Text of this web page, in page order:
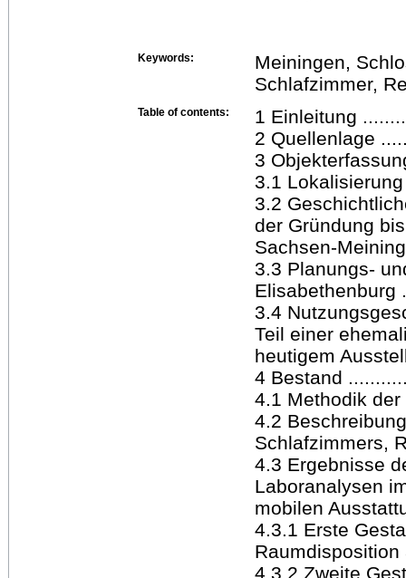
Keywords:
Meiningen,
Schlafzimmer,
Table of contents:
1 Einleitung
2 Quellenlage
3
3.1
3.2
der Gründung
Sachsen-
3.3 Planungs-
Elisabethenburg
3.4
Teil einer
heutigem
4 Bestand
4.1 Methodik
4.2
Schlafzimmers,
4.3 Ergebnisse
Laboranalysen
mobilen
4.3.1 Erste
4.3.2 Zweite